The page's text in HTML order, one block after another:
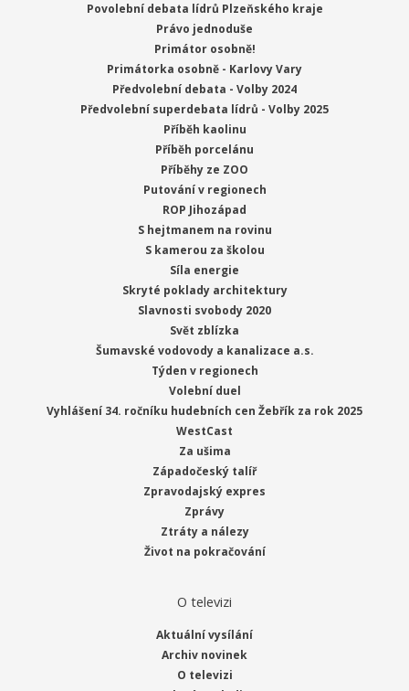
Povolební debata lídrů Plzeňského kraje
Právo jednoduše
Primátor osobně!
Primátorka osobně - Karlovy Vary
Předvolební debata - Volby 2024
Předvolební superdebata lídrů - Volby 2025
Příběh kaolinu
Příběh porcelánu
Příběhy ze ZOO
Putování v regionech
ROP Jihozápad
S hejtmanem na rovinu
S kamerou za školou
Síla energie
Skryté poklady architektury
Slavnosti svobody 2020
Svět zblízka
Šumavské vodovody a kanalizace a.s.
Týden v regionech
Volební duel
Vyhlášení 34. ročníku hudebních cen Žebřík za rok 2025
WestCast
Za ušima
Západočeský talíř
Zpravodajský expres
Zprávy
Ztráty a nálezy
Život na pokračování
O televizi
Aktuální vysílání
Archiv novinek
O televizi